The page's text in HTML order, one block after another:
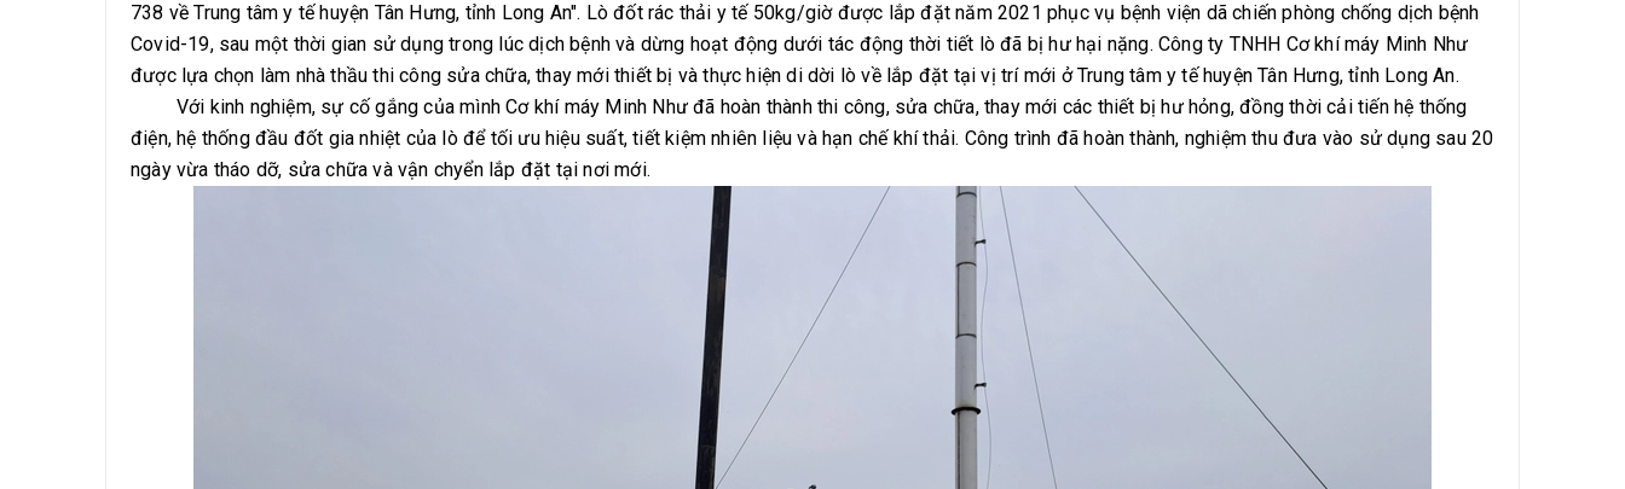
738 về Trung tâm y tế huyện Tân Hưng, tỉnh Long An". Lò đốt rác thải y tế 50kg/giờ được lắp đặt năm 2021 phục vụ bệnh viện dã chiến phòng chống dịch bệnh
Covid-19, sau một thời gian sử dụng trong lúc dịch bệnh và dừng hoạt động dưới tác động thời tiết lò đã bị hư hại nặng. Công ty TNHH Cơ khí máy Minh Như
được lựa chọn làm nhà thầu thi công sửa chữa, thay mới thiết bị và thực hiện di dời lò về lắp đặt tại vị trí mới ở Trung tâm y tế huyện Tân Hưng, tỉnh Long An.
Với kinh nghiệm, sự cố gắng của mình Cơ khí máy Minh Như đã hoàn thành thi công, sửa chữa, thay mới các thiết bị hư hỏng, đồng thời cải tiến hệ thống
điện, hệ thống đầu đốt gia nhiệt của lò để tối ưu hiệu suất, tiết kiệm nhiên liệu và hạn chế khí thải. Công trình đã hoàn thành, nghiệm thu đưa vào sử dụng sau 20
ngày vừa tháo dỡ, sửa chữa và vận chyển lắp đặt tại nơi mới.